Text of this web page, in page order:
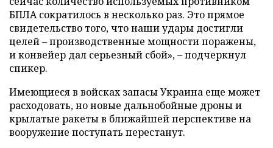
БПЛА сократилось в несколько раз. Это прямое
свидетельство того, что наши удары достигли
целей – производственные мощности поражены,
и конвейер дал серьезный сбой», – подчеркнул
спикер.
Имеющиеся в войсках запасы Украина еще может
расходовать, но новые дальнобойные дроны и
крылатые ракеты в ближайшей перспективе на
вооружение поступать перестанут.